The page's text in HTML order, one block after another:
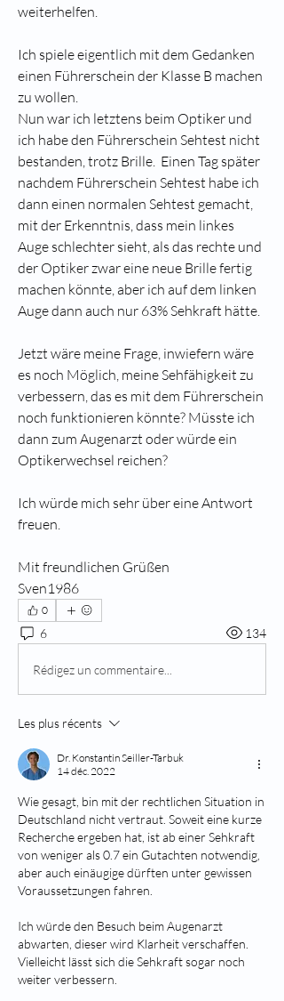
weiterhelfen.
Ich spiele eigentlich mit dem Gedanken
einen Führerschein der Klasse B machen
zu wollen.
Nun war ich letztens beim Optiker und
ich habe den Führerschein Sehtest nicht
bestanden, trotz Brille.  Einen Tag später
nachdem Führerschein Sehtest habe ich
dann einen normalen Sehtest gemacht,
mit der Erkenntnis, dass mein linkes
Auge schlechter sieht, als das rechte und
der Optiker zwar eine neue Brille fertig
machen könnte, aber ich auf dem linken
Auge dann auch nur 63% Sehkraft hätte.
Jetzt wäre meine Frage, inwiefern wäre
es noch Möglich, meine Sehfähigkeit zu
verbessern, das es mit dem Führerschein
noch funktionieren könnte? Müsste ich
dann zum Augenarzt oder würde ein
Optikerwechsel reichen?
Ich würde mich sehr über eine Antwort
freuen.
Mit freundlichen Grüßen
Sven1986
0
6 134
Rédigez un commentaire...
Les plus récents
Dr. Konstantin Seiller-Tarbuk
14 déc. 2022
Wie gesagt, bin mit der rechtlichen Situation in
Deutschland nicht vertraut. Soweit eine kurze
Recherche ergeben hat, ist ab einer Sehkraft
von weniger als 0.7 ein Gutachten notwendig,
aber auch einäugige dürften unter gewissen
Voraussetzungen fahren.
Ich würde den Besuch beim Augenarzt
abwarten, dieser wird Klarheit verschaffen.
Vielleicht lässt sich die Sehkraft sogar noch
weiter verbessern.